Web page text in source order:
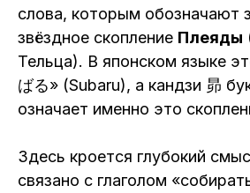
слова, которым обозначают
звёздное скопление Плеяды
Тельца). В японском языке
ばる» (Subaru), а кандзи 昴
означает именно это
Здесь кроется глубокий
связано с глаголом